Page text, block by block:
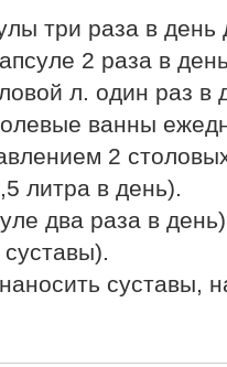
три раза в
2 раза в
л. один раз в
ванны
2
литра в день).
два раза в
суставы,